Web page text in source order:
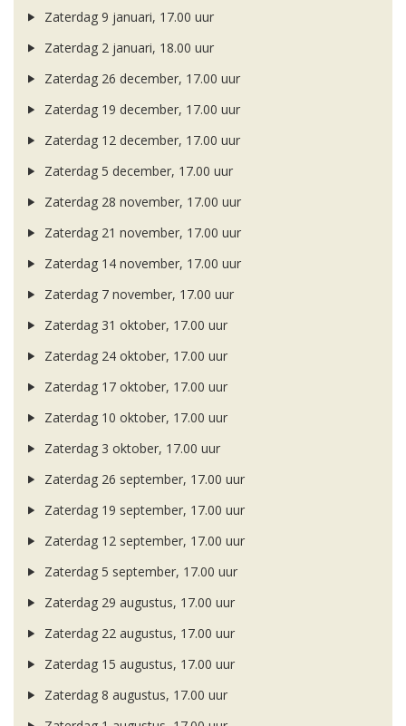
Zaterdag 9 januari, 17.00 uur
Zaterdag 2 januari, 18.00 uur
Zaterdag 26 december, 17.00 uur
Zaterdag 19 december, 17.00 uur
Zaterdag 12 december, 17.00 uur
Zaterdag 5 december, 17.00 uur
Zaterdag 28 november, 17.00 uur
Zaterdag 21 november, 17.00 uur
Zaterdag 14 november, 17.00 uur
Zaterdag 7 november, 17.00 uur
Zaterdag 31 oktober, 17.00 uur
Zaterdag 24 oktober, 17.00 uur
Zaterdag 17 oktober, 17.00 uur
Zaterdag 10 oktober, 17.00 uur
Zaterdag 3 oktober, 17.00 uur
Zaterdag 26 september, 17.00 uur
Zaterdag 19 september, 17.00 uur
Zaterdag 12 september, 17.00 uur
Zaterdag 5 september, 17.00 uur
Zaterdag 29 augustus, 17.00 uur
Zaterdag 22 augustus, 17.00 uur
Zaterdag 15 augustus, 17.00 uur
Zaterdag 8 augustus, 17.00 uur